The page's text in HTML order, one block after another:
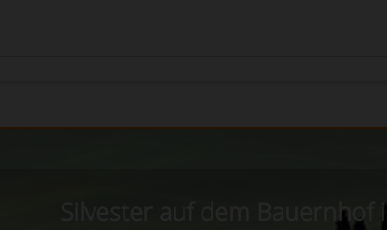
Silvester auf dem Bauernhof